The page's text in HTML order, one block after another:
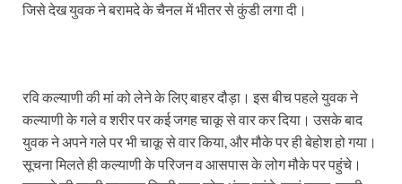
जिसे देख युवक ने बरामदे के चैनल में भीतर से कुंडी लगा दी।
रवि कल्याणी की मां को लेने के लिए बाहर दौड़ा। इस बीच पहले युवक ने
कल्याणी के गले व शरीर पर कई जगह चाकू से वार कर दिया। उसके बाद
युवक ने अपने गले पर भी चाकू से वार किया, और मौके पर ही बेहोश हो गया।
सूचना मिलते ही कल्याणी के परिजन व आसपास के लोग मौके पर पहुंचे।